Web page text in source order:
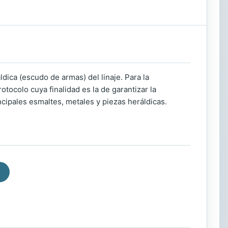
(escudo de armas) del linaje. Para la
cuya finalidad es la de garantizar la
esmaltes, metales y piezas heráldicas.